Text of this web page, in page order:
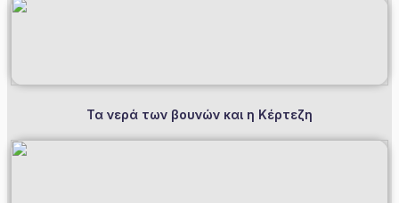
Τα νερά των βουνών και η Κέρτεζη